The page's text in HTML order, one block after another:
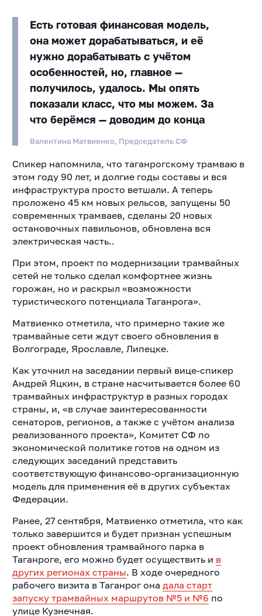
Есть готовая финансовая модель,
она может дорабатываться, и её
нужно дорабатывать с учётом
особенностей, но, главное —
получилось, удалось. Мы опять
показали класс, что мы можем. За
что берёмся — доводим до конца
Валентина Матвиенко, Председатель СФ
Спикер напомнила, что таганрогскому трамваю в
этом году 90 лет, и долгие годы составы и вся
инфраструктура просто ветшали. А теперь
проложено 45 км новых рельсов, запущены 50
современных трамваев, сделаны 20 новых
остановочных павильонов, обновлена вся
электрическая часть..
При этом, проект по модернизации трамвайных
сетей не только сделал комфортнее жизнь
горожан, но и раскрыл «возможности
туристического потенциала Таганрога».
Матвиенко отметила, что примерно такие же
трамвайные сети ждут своего обновления в
Волгограде, Ярославле, Липецке.
Как уточнил на заседании первый вице-спикер
Андрей Яцкин, в стране насчитывается более 60
трамвайных инфраструктур в разных городах
страны, и, «в случае заинтересованности
сенаторов, регионов, а также с учётом анализа
реализованного проекта», Комитет СФ по
экономической политике готов на одном из
следующих заседаний представить
соответствующую финансово-организационную
модель для применения её в других субъектах
Федерации.
Ранее, 27 сентября, Матвиенко отметила, что как
только завершится и будет признан успешным
проект обновления трамвайного парка в
Таганроге, его можно будет осуществить и в
других регионах страны. В ходе очередного
рабочего визита в Таганрог она дала старт
запуску трамвайных маршрутов №5 и №6 по
улице Кузнечная.